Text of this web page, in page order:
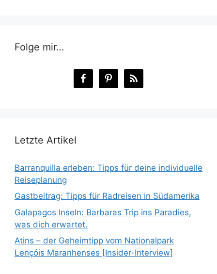
Folge mir…
Letzte Artikel
Barranquilla erleben: Tipps für deine individuelle
Reiseplanung
Gastbeitrag: Tipps für Radreisen in Südamerika
Galapagos Inseln: Barbaras Trip ins Paradies,
was dich erwartet.
Atins – der Geheimtipp vom Nationalpark
Lençóis Maranhenses [Insider-Interview]